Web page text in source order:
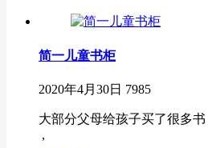
简一儿童书柜
2020年4月30日 7985
大部分父母给孩子买了很多
,